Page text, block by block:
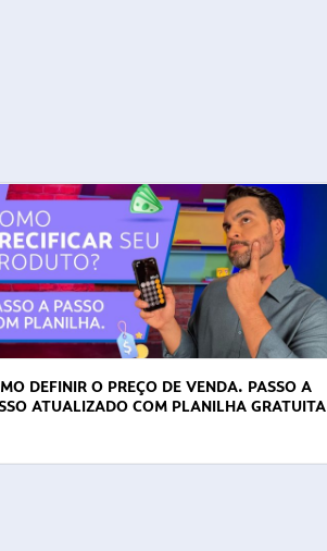
DEFINIR O PREÇO DE VENDA. PASSO A
ATUALIZADO COM PLANILHA GRATUITA